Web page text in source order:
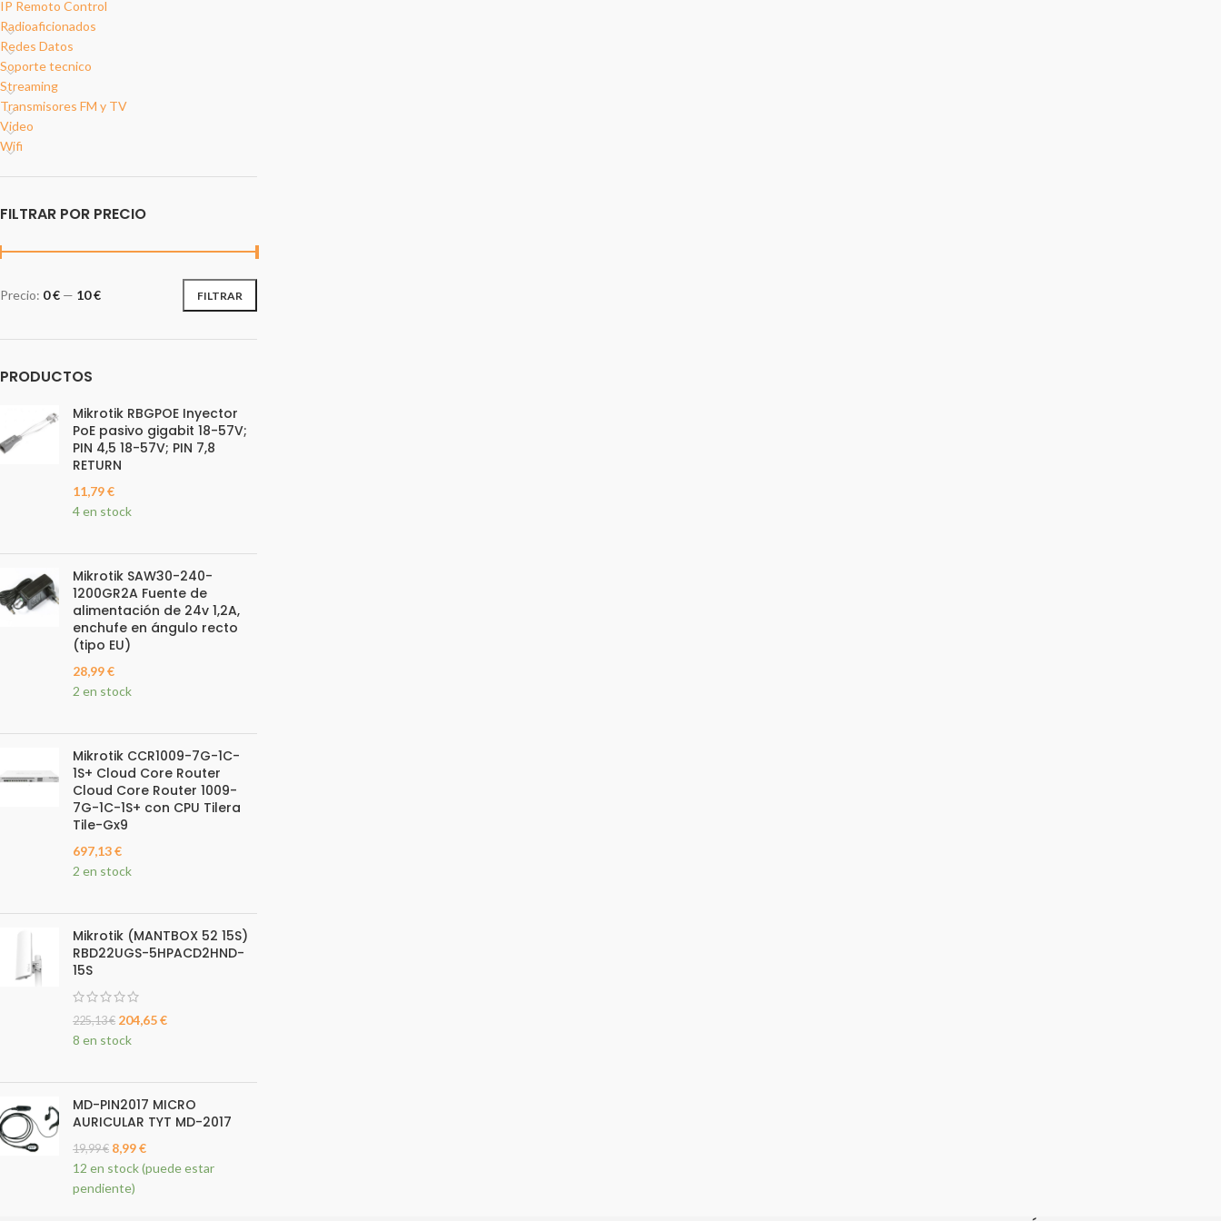
IP Remoto Control
Radioaficionados
Redes Datos
Soporte tecnico
Streaming
Transmisores FM y TV
Video
Wifi
FILTRAR POR PRECIO
FILTRAR
Precio: 0 € — 10 €
PRODUCTOS
Mikrotik RBGPOE Inyector
PoE pasivo gigabit 18-57V;
PIN 4,5 18-57V; PIN 7,8
RETURN
11,79€
4 en stock
Mikrotik SAW30-240-
1200GR2A Fuente de
alimentación de 24v 1,2A,
enchufe en ángulo recto
(tipo EU)
28,99€
2 en stock
Mikrotik CCR1009-7G-1C-
1S+ Cloud Core Router
Cloud Core Router 1009-
7G-1C-1S+ con CPU Tilera
Tile-Gx9
697,13€
2 en stock
Mikrotik (MANTBOX 52 15S)
RBD22UGS-5HPACD2HND-
15S
225,13€ 204,65€
8 en stock
MD-PIN2017 MICRO
AURICULAR TYT MD-2017
19,99€ 8,99€
12 en stock (puede estar
pendiente)